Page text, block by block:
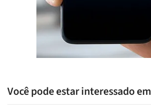
Você pode estar interessado em